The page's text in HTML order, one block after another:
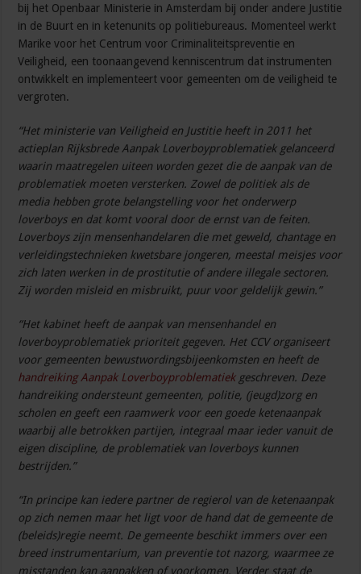
bij het Openbaar Ministerie in Amsterdam bij onder andere Justitie
in de Buurt en in ketenunits op politiebureaus. Momenteel werkt
Marike voor het Centrum voor Criminaliteitspreventie en
Veiligheid, een toonaangevend kenniscentrum dat instrumenten
ontwikkelt en implementeert voor gemeenten om de veiligheid te
vergroten.
“Het ministerie van Veiligheid en Justitie heeft in 2011 het
actieplan Rijksbrede Aanpak Loverboyproblematiek gelanceerd
waarin maatregelen uiteen worden gezet die de aanpak van de
problematiek moeten versterken. Zowel de politiek als de
media hebben grote belangstelling voor het onderwerp
loverboys en dat komt vooral door de ernst van de feiten.
Loverboys zijn mensenhandelaren die met geweld, chantage en
verleidingstechnieken kwetsbare jongeren, meestal meisjes voor
zich laten werken in de prostitutie of andere illegale sectoren.
Zij worden misleid en misbruikt, puur voor geldelijk gewin.”
“Het kabinet heeft de aanpak van mensenhandel en
loverboyproblematiek prioriteit gegeven. Het CCV organiseert
voor gemeenten bewustwordingsbijeenkomsten en heeft de
handreiking Aanpak Loverboyproblematiekgeschreven. Deze
handreiking ondersteunt gemeenten, politie, (jeugd)zorg en
scholen en geeft een raamwerk voor een goede ketenaanpak
waarbij alle betrokken partijen, integraal maar ieder vanuit de
eigen discipline, de problematiek van loverboys kunnen
bestrijden.”
“In principe kan iedere partner de regierol van de ketenaanpak
op zich nemen maar het ligt voor de hand dat de gemeente de
(beleids)regie neemt. De gemeente beschikt immers over een
breed instrumentarium, van preventie tot nazorg, waarmee ze
misstanden kan aanpakken of voorkomen. Verder staat de